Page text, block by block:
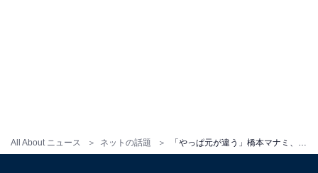
All About ニュース ネットの話題